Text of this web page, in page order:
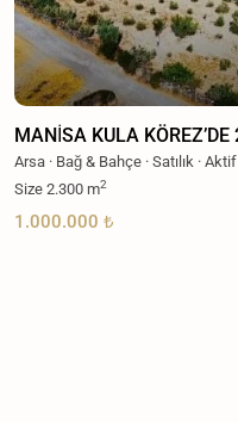
MANİSA KULA
Arsa · Bağ & Bahçe · Satılık · Aktif
Size 2.300 m2
1.000.000 ₺